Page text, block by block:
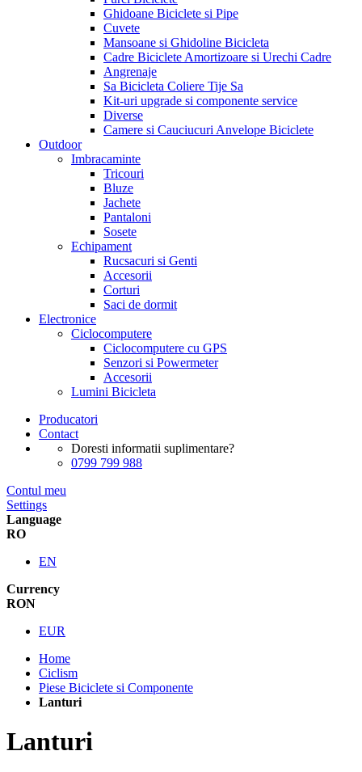
Ghidoane Biciclete si Pipe
Cuvete
Mansoane si Ghidoline Bicicleta
Cadre Biciclete Amortizoare si Urechi Cadre
Angrenaje
Sa Bicicleta Coliere Tije Sa
Kit-uri upgrade si componente service
Diverse
Camere si Cauciucuri Anvelope Biciclete
Outdoor
Imbracaminte
Tricouri
Bluze
Jachete
Pantaloni
Sosete
Echipament
Rucsacuri si Genti
Accesorii
Corturi
Saci de dormit
Electronice
Ciclocomputere
Ciclocomputere cu GPS
Senzori si Powermeter
Accesorii
Lumini Bicicleta
Producatori
Contact
Doresti informatii suplimentare?
0799 799 988
Contul meu
Settings
Language
RO
EN
Currency
RON
EUR
Home
Ciclism
Piese Biciclete si Componente
Lanturi
Lanturi